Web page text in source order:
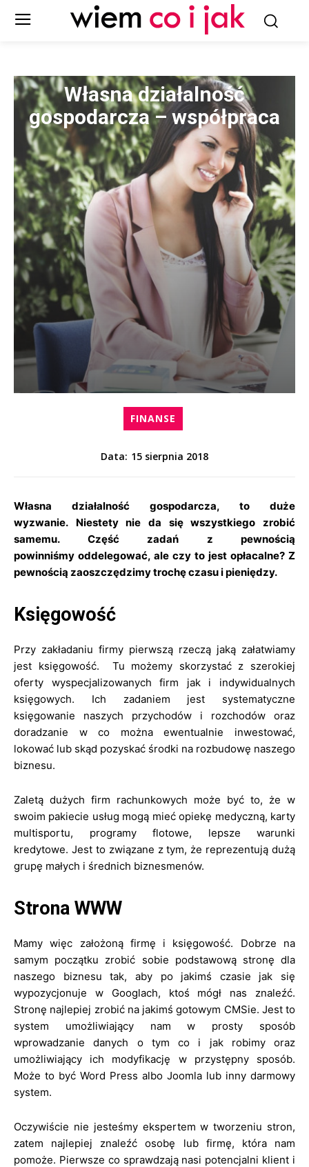
Własna działalność
gospodarcza – współpraca
FINANSE
Data: 15 sierpnia 2018
Własna działalność gospodarcza, to duże
wyzwanie. Niestety nie da się wszystkiego zrobić
samemu. Część zadań z pewnością
powinniśmy oddelegować, ale czy to jest opłacalne? Z
pewnością zaoszczędzimy trochę czasu i pieniędzy.
Księgowość
Przy zakładaniu firmy pierwszą rzeczą jaką załatwiamy
jest księgowość. Tu możemy skorzystać z szerokiej
oferty wyspecjalizowanych firm jak i indywidualnych
księgowych. Ich zadaniem jest systematyczne
księgowanie naszych przychodów i rozchodów oraz
doradzanie w co można ewentualnie inwestować,
lokować lub skąd pozyskać środki na rozbudowę naszego
biznesu.
Zaletą dużych firm rachunkowych może być to, że w
swoim pakiecie usług mogą mieć opiekę medyczną, karty
multisportu, programy flotowe, lepsze warunki
kredytowe. Jest to związane z tym, że reprezentują dużą
grupę małych i średnich biznesmenów.
Strona WWW
Mamy więc założoną firmę i księgowość. Dobrze na
samym początku zrobić sobie podstawową stronę dla
naszego biznesu tak, aby po jakimś czasie jak się
wypozycjonuje w Googlach, ktoś mógł nas znaleźć.
Stronę najlepiej zrobić na jakimś gotowym CMSie. Jest to
system umożliwiający nam w prosty sposób
wprowadzanie danych o tym co i jak robimy oraz
umożliwiający ich modyfikację w przystępny sposób.
Może to być Word Press albo Joomla lub inny darmowy
system.
Oczywiście nie jesteśmy ekspertem w tworzeniu stron,
zatem najlepiej znaleźć osobę lub firmę, która nam
pomoże. Pierwsze co sprawdzają nasi potencjalni klient i